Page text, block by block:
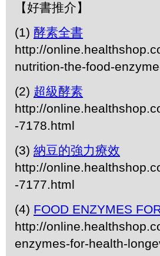
【好書推介】
(1) 酵素全書
http://
nutrition-the-food-
(2) 超級酵素
http://
-7178.html
(3) 納豆的強力療效
http://
-7177.html
(4) FOOD ENZYMES
http://
enzymes-for-health-